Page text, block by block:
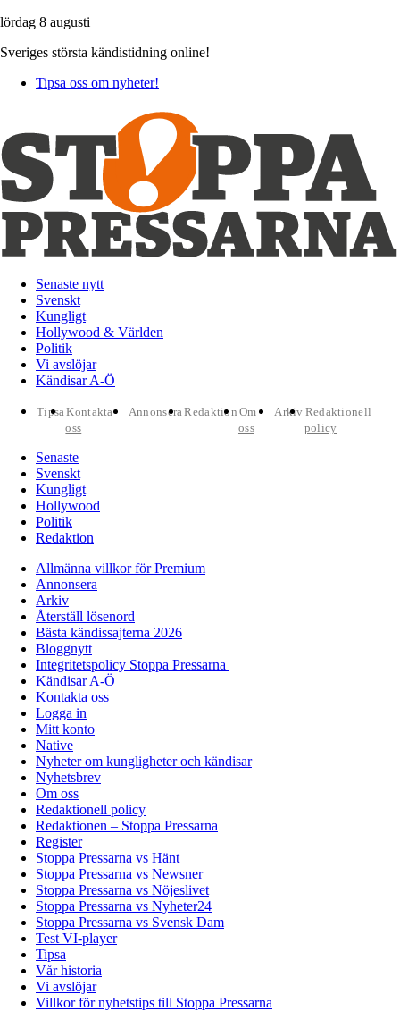
lördag 8 augusti
Sveriges största kändistidning online!
Tipsa oss om nyheter!
Senaste nytt
Svenskt
Kungligt
Hollywood & Världen
Politik
Vi avslöjar
Kändisar A-Ö
TipsaKontakta
oss
AnnonseraRedaktion Om
oss
Arkiv Redaktionell
policy
Senaste
Svenskt
Kungligt
Hollywood
Politik
Redaktion
Allmänna villkor för Premium
Annonsera
Arkiv
Återställ lösenord
Bästa kändissajterna 2026
Bloggnytt
Integritetspolicy Stoppa Pressarna
Kändisar A-Ö
Kontakta oss
Logga in
Mitt konto
Native
Nyheter om kungligheter och kändisar
Nyhetsbrev
Om oss
Redaktionell policy
Redaktionen – Stoppa Pressarna
Register
Stoppa Pressarna vs Hänt
Stoppa Pressarna vs Newsner
Stoppa Pressarna vs Nöjeslivet
Stoppa Pressarna vs Nyheter24
Stoppa Pressarna vs Svensk Dam
Test VI-player
Tipsa
Vår historia
Vi avslöjar
Villkor för nyhetstips till Stoppa Pressarna